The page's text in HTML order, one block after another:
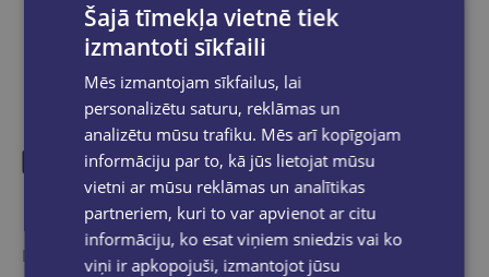
Līdzīgas preces
Ieskaties, varbūt noder
Šajā tīmekļa vietnē tiek
izmantoti sīkfaili
Mēs izmantojam sīkfailus, lai
personalizētu saturu, reklāmas un
analizētu mūsu trafiku. Mēs arī kopīgojam
informāciju par to, kā jūs lietojat mūsu
vietni ar mūsu reklāmas un analītikas
partneriem, kuri to var apvienot ar citu
informāciju, ko esat viņiem sniedzis vai ko
viņi ir apkopojuši, izmantojot jūsu